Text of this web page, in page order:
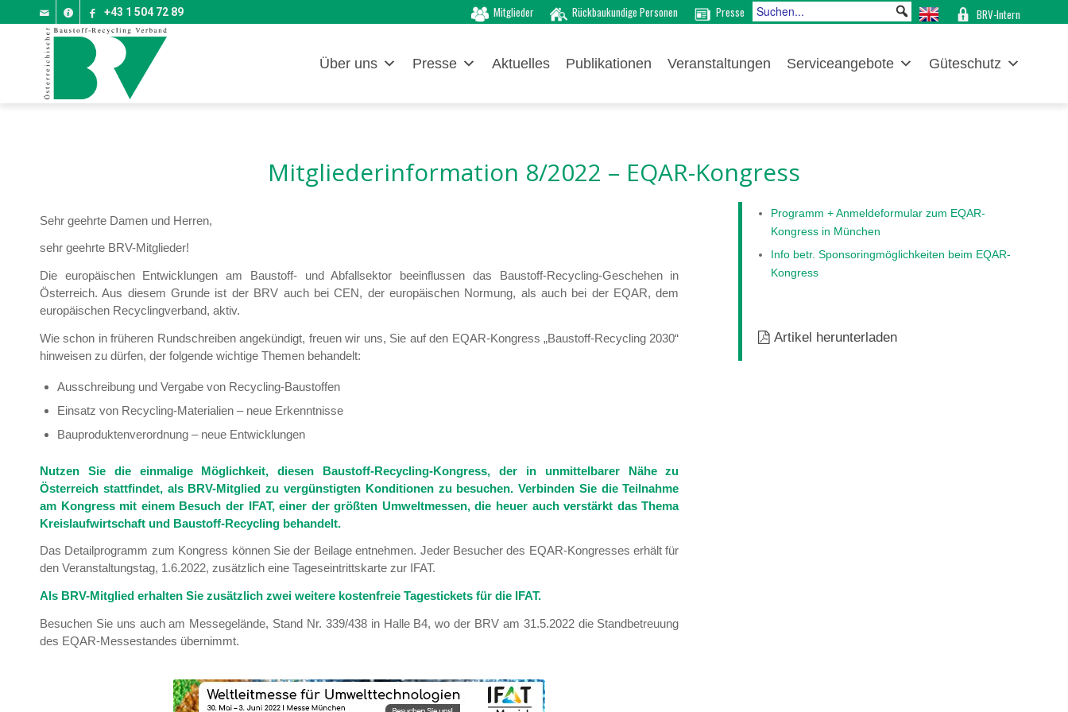
Mitglieder Rückbaukundige Personen Presse BRV-Intern
+43 1 504 72 89
Über uns Presse Aktuelles Publikationen Veranstaltungen Serviceangebote Güteschutz
Mitgliederinformation 8/2022 – EQAR-Kongress
Sehr geehrte Damen und Herren,
sehr geehrte BRV-Mitglieder!
Die europäischen Entwicklungen am Baustoff- und Abfallsektor beeinflussen das Baustoff-Recycling-Geschehen in
Österreich. Aus diesem Grunde ist der BRV auch bei CEN, der europäischen Normung, als auch bei der EQAR, dem
europäischen Recyclingverband, aktiv.
Wie schon in früheren Rundschreiben angekündigt, freuen wir uns, Sie auf den EQAR-Kongress „Baustoff-Recycling 2030“
hinweisen zu dürfen, der folgende wichtige Themen behandelt:
Ausschreibung und Vergabe von Recycling-Baustoffen
Einsatz von Recycling-Materialien – neue Erkenntnisse
Bauproduktenverordnung – neue Entwicklungen
Nutzen Sie die einmalige Möglichkeit, diesen Baustoff-Recycling-Kongress, der in unmittelbarer Nähe zu
Österreich stattfindet, als BRV-Mitglied zu vergünstigten Konditionen zu besuchen. Verbinden Sie die Teilnahme
am Kongress mit einem Besuch der IFAT, einer der größten Umweltmessen, die heuer auch verstärkt das Thema
Kreislaufwirtschaft und Baustoff-Recycling behandelt.
Das Detailprogramm zum Kongress können Sie der Beilage entnehmen. Jeder Besucher des EQAR-Kongresses erhält für
den Veranstaltungstag, 1.6.2022, zusätzlich eine Tageseintrittskarte zur IFAT.
Als BRV-Mitglied erhalten Sie zusätzlich zwei weitere kostenfreie Tagestickets für die IFAT.
Besuchen Sie uns auch am Messegelände, Stand Nr. 339/438 in Halle B4, wo der BRV am 31.5.2022 die Standbetreuung
des EQAR-Messestandes übernimmt.
Programm + Anmeldeformular zum EQAR-
Kongress in München
Info betr. Sponsoringmöglichkeiten beim EQAR-
Kongress
Artikel herunterladen